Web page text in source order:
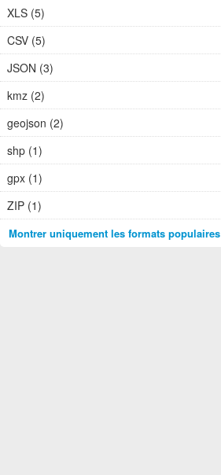
XLS (5)
CSV (5)
JSON (3)
kmz (2)
geojson (2)
shp (1)
gpx (1)
ZIP (1)
Montrer uniquement les formats populaires